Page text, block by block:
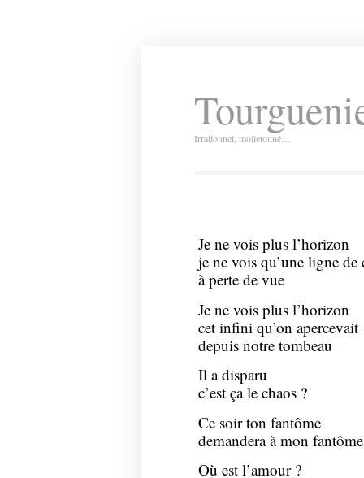
Irrationnel, molletonné…
Je ne vois plus l’horizon
je ne vois qu’une ligne de
à perte de vue
Je ne vois plus l’horizon
cet infini qu’on apercevait
depuis notre tombeau
Il a disparu
c’est ça le chaos ?
Ce soir ton fantôme
demandera à mon fantôme
Où est l’amour ?